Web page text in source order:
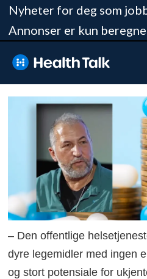
Nyheter for deg som
Annonser er kun
– Den offentlige
dyre legemidler med ingen
og stort potensiale for